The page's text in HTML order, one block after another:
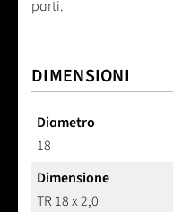
parti.
DIMENSIONI
Diametro
18
Dimensione
TR 18 x 2,0